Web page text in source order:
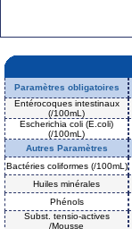
Paramètres obligatoires
Entérocoques intestinaux
(/100mL)
Escherichia coli (E.coli)
(/100mL)
Autres Paramètres
Bactéries coliformes (/100mL)
Huiles minérales
Phénols
Subst. tensio-actives
/Mousse